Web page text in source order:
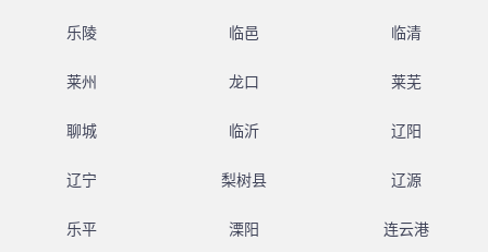
乐陵 临邑 临清
莱州 龙口 莱芜
聊城 临沂 辽阳
辽宁 梨树县 辽源
乐平 溧阳 连云港